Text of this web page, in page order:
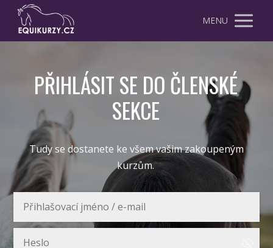
MENU
PŘIHLÁSIT SE DO ČLENSKÉ
SEKCE
Tudy se dostanete ke všem vašim zakoupeným
kurzům.